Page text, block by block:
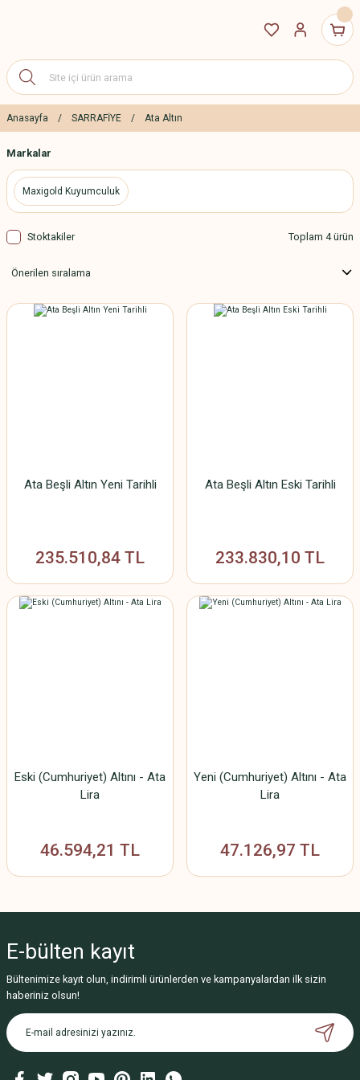
Anasayfa SARRAFİYE Ata Altın
Markalar
Maxigold Kuyumculuk
Stoktakiler Toplam 4 ürün
Ata Beşli Altın Yeni Tarihli
235.510,84 TL
Ata Beşli Altın Eski Tarihli
233.830,10 TL
Eski (Cumhuriyet) Altını - Ata
Lira
46.594,21 TL
Yeni (Cumhuriyet) Altını - Ata
Lira
47.126,97 TL
E-bülten kayıt
Bültenimize kayıt olun, indirimli ürünlerden ve kampanyalardan ilk sizin
haberiniz olsun!